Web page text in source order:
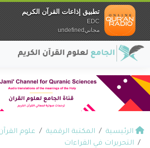
الرئيسية المكتبة الرقمية
علوم
التحريرات في القراءات
تطبيق إذاعات القرآن الكريم
EDC
مجانيundefined